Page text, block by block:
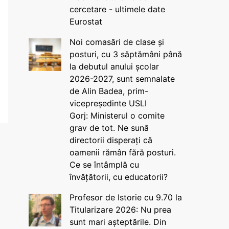
cercetare - ultimele date
Eurostat
Noi comasări de clase și
posturi, cu 3 săptămâni până
la debutul anului școlar
2026-2027, sunt semnalate
de Alin Badea, prim-
vicepreședinte USLI
Gorj: Ministerul o comite
grav de tot. Ne sună
directorii disperați că
oamenii rămân fără posturi.
Ce se întâmplă cu
învățătorii, cu educatorii?
Profesor de Istorie cu 9.70 la
Titularizare 2026: Nu prea
sunt mari așteptările. Din